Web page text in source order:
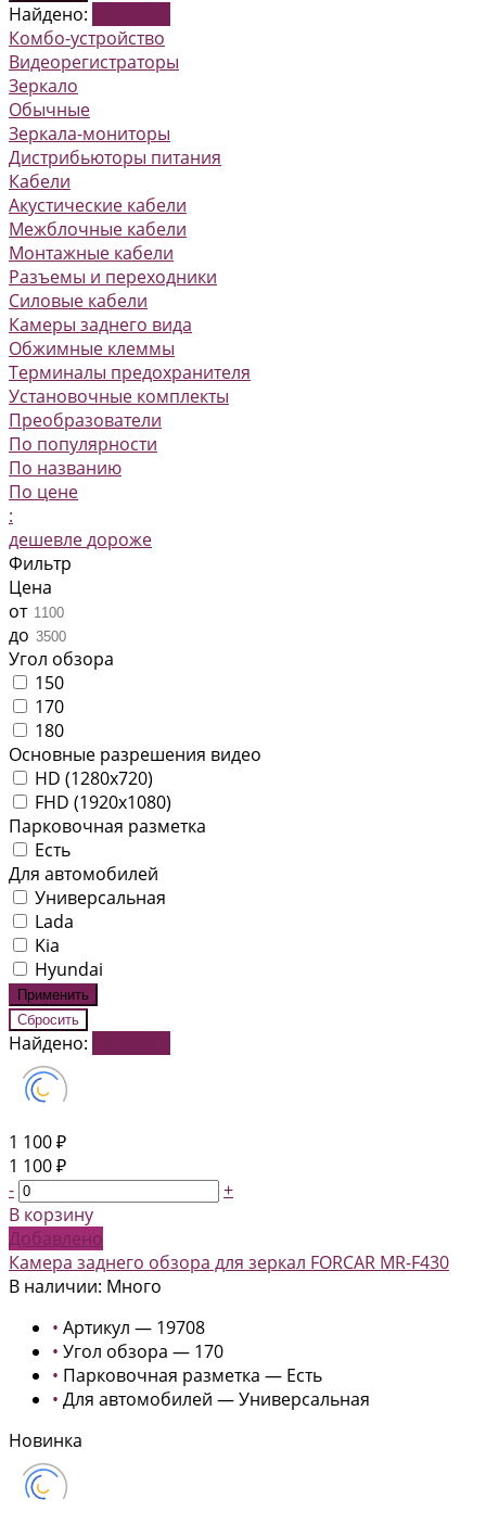
Найдено:
Комбо-устройство
Видеорегистраторы
Зеркало
Обычные
Зеркала-мониторы
Дистрибьюторы питания
Кабели
Акустические кабели
Межблочные кабели
Монтажные кабели
Разъемы и переходники
Силовые кабели
Камеры заднего вида
Обжимные клеммы
Терминалы предохранителя
Установочные комплекты
Преобразователи
По популярности
По названию
По цене
:
дешевледороже
Фильтр
Цена
от
до
Угол обзора
150
170
180
Основные разрешения видео
HD (1280x720)
FHD (1920x1080)
Парковочная разметка
Есть
Для автомобилей
Универсальная
Lada
Kia
Hyundai
Найдено:
1 100 ₽
1 100 ₽
-
+
В корзину
Добавлено
Камера заднего обзора для зеркал FORCAR MR-F430
В наличии: Много
• Артикул — 19708
• Угол обзора — 170
• Парковочная разметка — Есть
• Для автомобилей — Универсальная
Новинка